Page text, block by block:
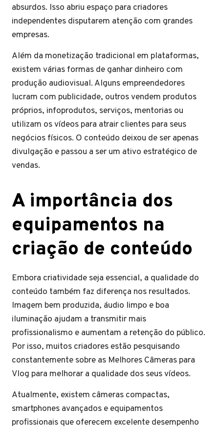
absurdos. Isso abriu espaço para criadores
independentes disputarem atenção com grandes
empresas.
Além da monetização tradicional em plataformas,
existem várias formas de ganhar dinheiro com
produção audiovisual. Alguns empreendedores
lucram com publicidade, outros vendem produtos
próprios, infoprodutos, serviços, mentorias ou
utilizam os vídeos para atrair clientes para seus
negócios físicos. O conteúdo deixou de ser apenas
divulgação e passou a ser um ativo estratégico de
vendas.
A importância dos
equipamentos na
criação de conteúdo
Embora criatividade seja essencial, a qualidade do
conteúdo também faz diferença nos resultados.
Imagem bem produzida, áudio limpo e boa
iluminação ajudam a transmitir mais
profissionalismo e aumentam a retenção do público.
Por isso, muitos criadores estão pesquisando
constantemente sobre as Melhores Câmeras para
Vlog para melhorar a qualidade dos seus vídeos.
Atualmente, existem câmeras compactas,
smartphones avançados e equipamentos
profissionais que oferecem excelente desempenho